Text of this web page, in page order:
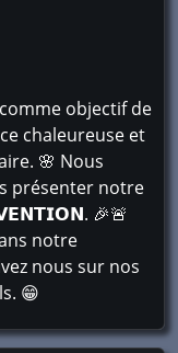
objectif de
chaleureuse et
🌸 Nous
présenter notre
🎉🚨
notre
nous sur nos
😁